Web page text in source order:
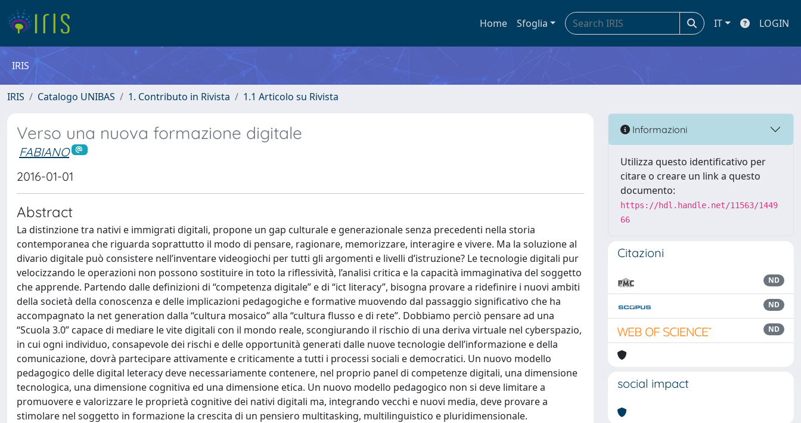
Home Sfoglia IT LOGIN
IRIS
IRIS Catalogo UNIBAS 1. Contributo in Rivista 1.1 Articolo su Rivista
Verso una nuova formazione digitale
FABIANO
2016-01-01
Abstract
La distinzione tra nativi e immigrati digitali, propone un gap culturale e generazionale senza precedenti nella storia
contemporanea che riguarda soprattutto il modo di pensare, ragionare, memorizzare, interagire e vivere. Ma la soluzione al
divario digitale può consistere nell’inventare videogiochi per tutti gli argomenti e livelli d’istruzione? Le tecnologie digitali pur
velocizzando le operazioni non possono sostituire in toto la riflessività, l’analisi critica e la capacità immaginativa del soggetto
che apprende. Partendo dalle definizioni di “competenza digitale” e di “ict literacy”, bisogna provare a ridefinire i nuovi ambiti
della società della conoscenza e delle implicazioni pedagogiche e formative muovendo dal passaggio significativo che ha
accompagnato la net generation dalla “cultura mosaico” alla “cultura flusso e di rete”. Dobbiamo perciò pensare ad una
“Scuola 3.0” capace di mediare le vite digitali con il mondo reale, scongiurando il rischio di una deriva virtuale nel cyberspazio,
in cui ogni individuo, consapevole dei rischi e delle opportunità generati dalle nuove tecnologie dell’informazione e della
comunicazione, dovrà partecipare attivamente e criticamente a tutti i processi sociali e democratici. Un nuovo modello
pedagogico delle digital leteracy deve necessariamente contenere, nel proprio panel di competenze digitali, una dimensione
tecnologica, una dimensione cognitiva ed una dimensione etica. Un nuovo modello pedagogico non si deve limitare a
promuovere e valorizzare le proprietà cognitive dei nativi digitali ma, integrando vecchi e nuovi media, deve provare a
stimolare nel soggetto in formazione la crescita di un pensiero multitasking, multilinguistico e pluridimensionale.
Informazioni
Utilizza questo identificativo per
citare o creare un link a questo
documento:
https://hdl.handle.net/11563/1449
66
Citazioni
ND
ND
ND
social impact